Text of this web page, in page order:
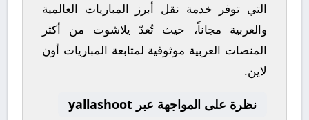
التي توفر خدمة نقل أبرز المباريات العالمية
والعربية مجاناً، حيث تُعدّ يلاشوت من أكثر
المنصات العربية موثوقية لمتابعة المباريات أون
لاين.
نظرة على المواجهة عبر yallashoot